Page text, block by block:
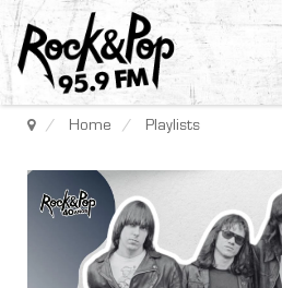
Home Playlists